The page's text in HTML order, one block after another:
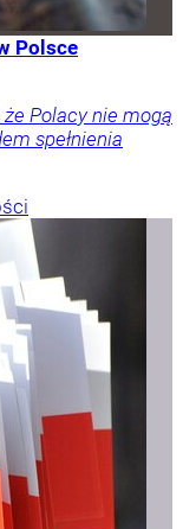
Polsce
Polacy nie mogą
spełnienia